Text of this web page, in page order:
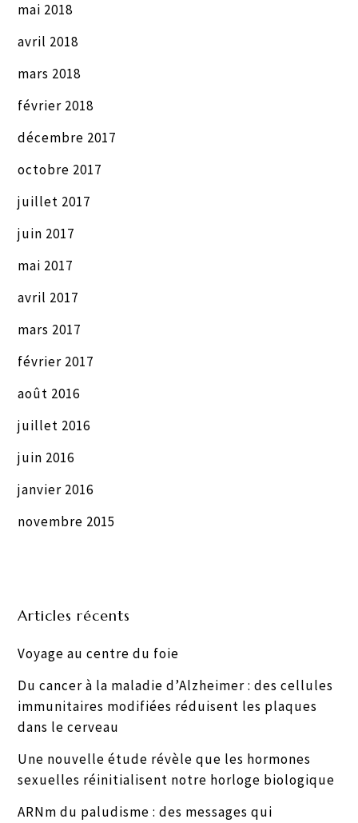
mai 2018
avril 2018
mars 2018
février 2018
décembre 2017
octobre 2017
juillet 2017
juin 2017
mai 2017
avril 2017
mars 2017
février 2017
août 2016
juillet 2016
juin 2016
janvier 2016
novembre 2015
Articles récents
Voyage au centre du foie
Du cancer à la maladie d’Alzheimer : des cellules
immunitaires modifiées réduisent les plaques
dans le cerveau
Une nouvelle étude révèle que les hormones
sexuelles réinitialisent notre horloge biologique
ARNm du paludisme : des messages qui